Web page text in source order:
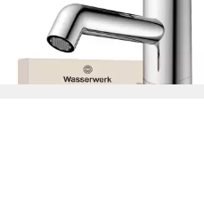
209,80 €
lieferbar - in 3-4 Werktagen bei dir